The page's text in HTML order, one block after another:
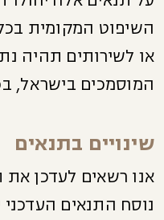
השיפוט המקומית
או לשירותים תהיה
המוסמכים בישראל,
שינויים בתנאים
אנו רשאים לעדכן
נוסח התנאים